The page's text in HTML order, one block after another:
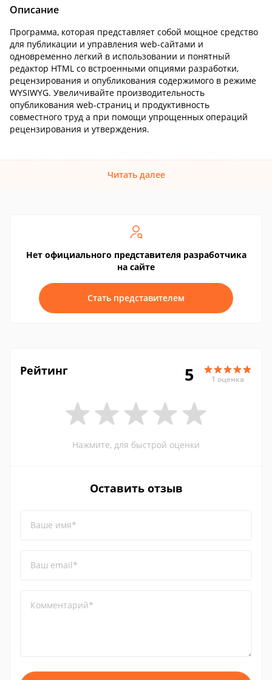
Описание
Программа, которая представляет собой мощное средство
для публикации и управления web-сайтами и
одновременно легкий в использовании и понятный
редактор HTML со встроенными опциями разработки,
рецензирования и опубликования содержимого в режиме
WYSIWYG. Увеличивайте производительность
опубликования web-страниц и продуктивность
совместного труд а при помощи упрощенных операций
рецензирования и утверждения.
Читать далее
Нет официального представителя разработчика
на сайте
Стать представителем
Рейтинг 5 1 оценка
Нажмите, для быстрой оценки
Оставить отзыв
Ваше имя*
Ваш email*
Комментарий*